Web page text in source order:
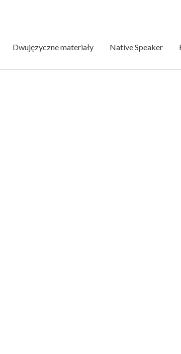
Dwujęzyczne materiały Native Speaker